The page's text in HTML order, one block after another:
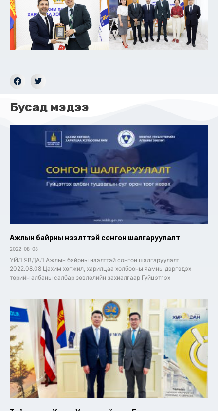
Бусад мэдээ
Ажлын байрны нээлттэй сонгон шалгаруулалт
2022-08-08
ҮЙЛ ЯВДАЛ Ажлын байрны нээлттэй сонгон шалгаруулалт
2022.08.08 Цахим хөгжил, харилцаа холбооны яамны дэргэдэх
төрийн албаны салбар зөвлөлийн захиалгаар Гүйцэтгэх